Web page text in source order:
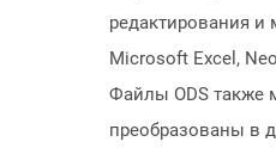
редактирования и
Microsoft Excel,
Файлы ODS также
преобразованы в